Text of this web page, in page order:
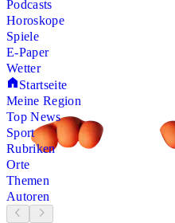
Podcasts
Horoskope
Spiele
E-Paper
Wetter
Startseite
Meine Region
Top News
Sport
Rubriken
Orte
Themen
Autoren